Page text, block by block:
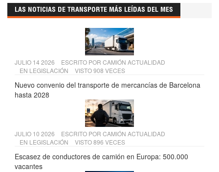
LAS NOTICIAS DE TRANSPORTE MÁS LEÍDAS DEL MES
JULIO 14 2026 ESCRITO POR CAMIÓN ACTUALIDAD
EN LEGISLACIÓN VISTO 908 VECES
Nuevo convenio del transporte de mercancías de Barcelona
hasta 2028
JULIO 10 2026 ESCRITO POR CAMIÓN ACTUALIDAD
EN LEGISLACIÓN VISTO 896 VECES
Escasez de conductores de camión en Europa: 500.000
vacantes